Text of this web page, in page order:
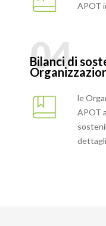
APOT
Bilanci di
le
APOT